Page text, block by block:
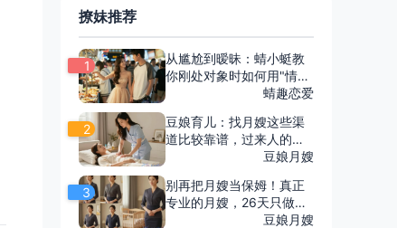
撩妹推荐
1
从尴尬到暧昧：蜻小蜓教
你刚处对象时如何用"情绪
共振"聊出心动感（附实战
蜻趣恋爱
2
豆娘育儿：找月嫂这些渠
道比较靠谱，过来人的血
泪经验全在这里了豆娘月嫂
3
别再把月嫂当保姆！真正
专业的月嫂，26天只做这
豆娘月嫂